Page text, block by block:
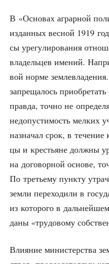
В «Осно­вах аграр­ной
издан­ных вес­ной 1919
сы уре­гу­ли­ро­ва­ния
вла­дель­цев име­ний.
вой нор­ме
запре­ща­лось
прав­да, точ­но не
недо­пу­сти­мость мел­ких
назна­чал срок, в
цы и кре­стьяне долж­ны
на дого­вор­ной осно­ве,
По тре­тье­му пунк­ту
зем­ли пере­хо­ди­ли в
из кото­ро­го в
да­ны «тру­до­во­му
Вли­я­ние мини­стер­ства